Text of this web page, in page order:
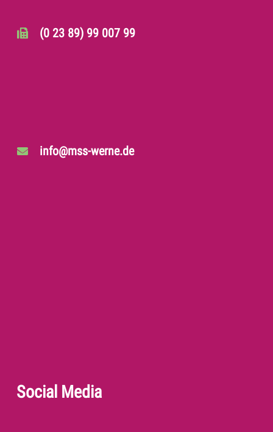
(0 23 89) 99 007 99
info@mss-werne.de
Social Media